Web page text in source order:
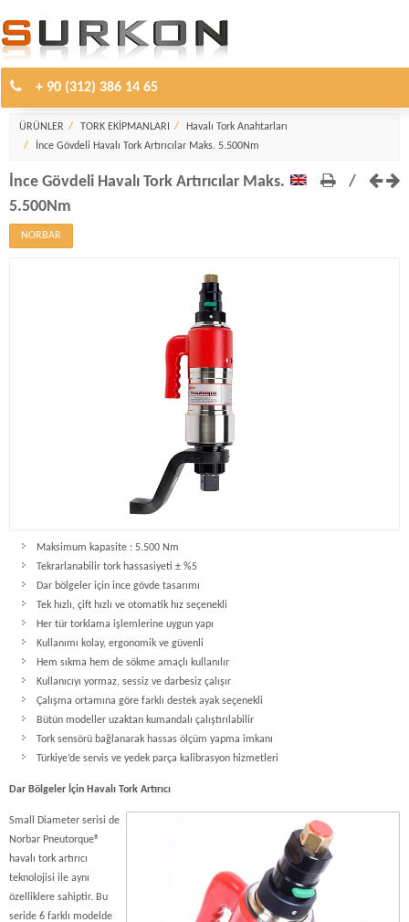
+ 90 (312) 386 14 65
Havalı Tork Anahtarları
ÜRÜNLER TORK EKİPMANLARI
Havalı Tork Anahtarları
İnce Gövdeli Havalı Tork Artırıcılar Maks. 5.500Nm
/
İnce Gövdeli Havalı Tork Artırıcılar Maks.
5.500Nm
NORBAR
Maksimum kapasite : 5.500 Nm
Tekrarlanabilir tork hassasiyeti ± %5
Dar bölgeler için ince gövde tasarımı
Tek hızlı, çift hızlı ve otomatik hız seçenekli
Her tür torklama işlemlerine uygun yapı
Kullanımı kolay, ergonomik ve güvenli
Hem sıkma hem de sökme amaçlı kullanılır
Kullanıcıyı yormaz, sessiz ve darbesiz çalışır
Çalışma ortamına göre farklı destek ayak seçenekli
Bütün modeller uzaktan kumandalı çalıştırılabilir
Tork sensörü bağlanarak hassas ölçüm yapma imkanı
Türkiye’de servis ve yedek parça kalibrasyon hizmetleri
Dar Bölgeler İçin Havalı Tork Artırıcı
Small Diameter serisi de
Norbar Pneutorque®
havalı tork artırıcı
teknolojisi ile aynı
özelliklere sahiptir. Bu
seride 6 farklı modelde